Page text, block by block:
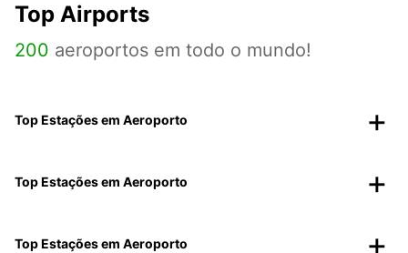
Top Airports
200 aeroportos em todo o mundo!
Top Estações em Aeroporto
Top Estações em Aeroporto
Top Estações em Aeroporto